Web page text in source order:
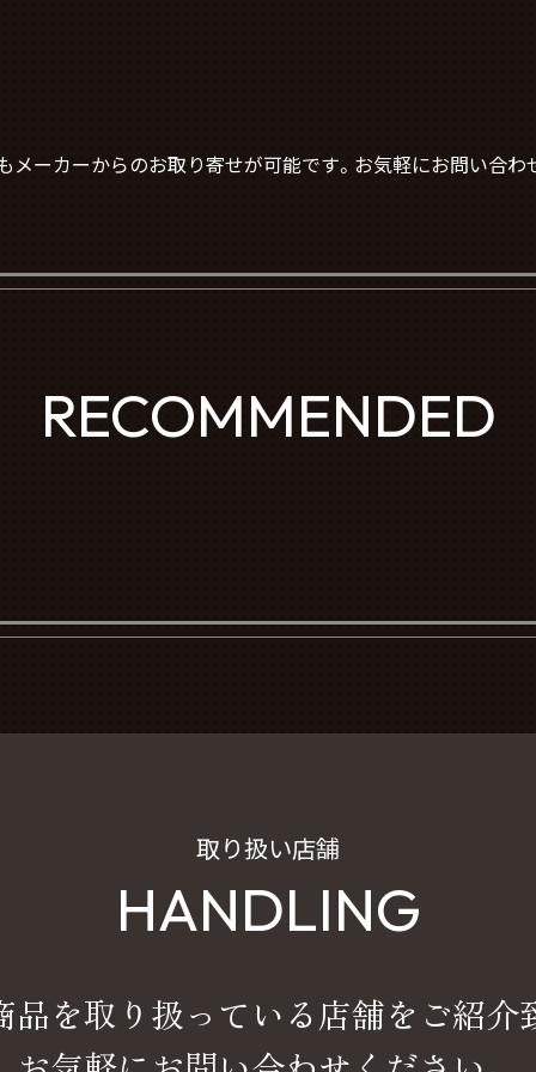
ーカーからのお取り寄せが可能です。お気軽にお問い合わ
RECOMMENDED
取り扱い店舗
HANDLING
を取り扱っている店舗をご紹介